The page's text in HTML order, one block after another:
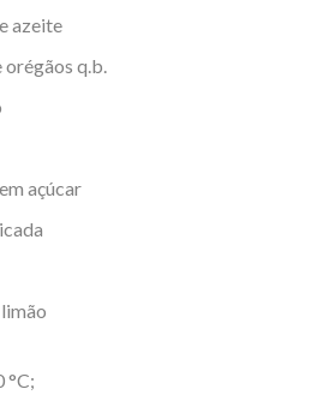
azeite
orégãos q.b.
açúcar
°C;